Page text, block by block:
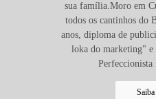
sua família.Moro em
todos os cantinhos do
anos, diploma de
loka do marketing" e